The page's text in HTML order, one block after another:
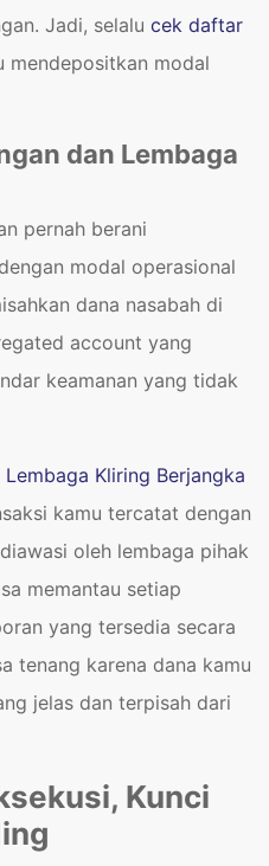
Jadi, selalu cek daftar
mendepositkan modal
dan Lembaga
pernah berani
modal operasional
dana nasabah di
account yang
keamanan yang tidak
Lembaga Kliring Berjangka
kamu tercatat dengan
oleh lembaga pihak
memantau setiap
yang tersedia secara
tenang karena dana kamu
jelas dan terpisah dari
Kunci